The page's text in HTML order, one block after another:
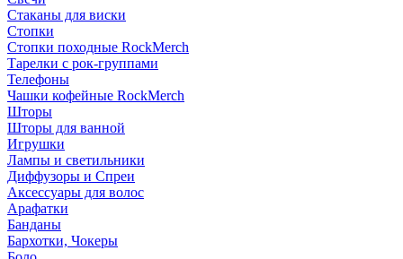
Стаканы для виски
Стопки
Стопки походные RockMerch
Тарелки с рок-группами
Телефоны
Чашки кофейные RockMerch
Шторы
Шторы для ванной
Игрушки
Лампы и светильники
Диффузоры и Спреи
Аксессуары для волос
Арафатки
Банданы
Бархотки, Чокеры